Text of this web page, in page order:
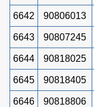
6642 90806013
6643 90807245
6644 90818025
6645 90818405
6646 90818806